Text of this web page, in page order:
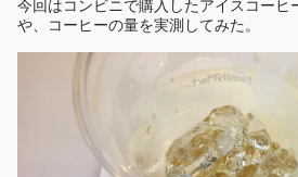
今回はコンビニで購入したアイスコーヒ
や、コーヒーの量を実測してみた。